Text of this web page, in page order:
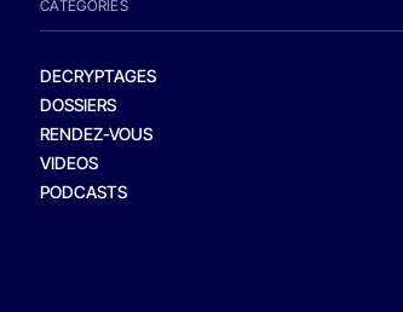
CATEGORIES
DECRYPTAGES
DOSSIERS
RENDEZ-VOUS
VIDEOS
PODCASTS